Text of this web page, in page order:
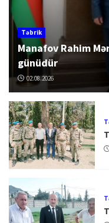
Təbrik
Manafov Rahim
günüdür
02.08.2026